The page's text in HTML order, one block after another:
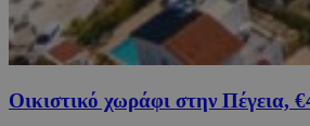
Οικιστικό χωράφι στην Πέγεια,